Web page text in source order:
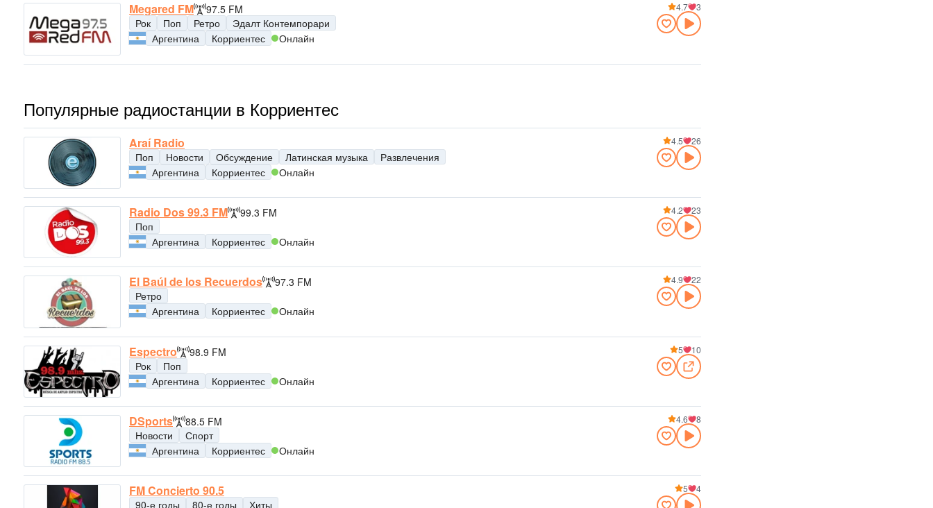
Megared FM
97.5 FM
Рок
Поп Ретро
Эдалт Контемпорари
Аргентина
Корриентес Онлайн
4.7 3
Популярные радиостанции в Корриентес
Araí Radio
Поп Новости Обсуждение Латинская музыка
Развлечения
Аргентина
Корриентес Онлайн
4.5 26
Radio Dos 99.3 FM
99.3 FM
Поп
Аргентина
Корриентес Онлайн
4.2 23
El Baúl de los Recuerdos
97.3 FM
Ретро
Аргентина
Корриентес Онлайн
4.9 22
Espectro
98.9 FM
Рок
Поп
Аргентина
Корриентес Онлайн
5 10
DSports
88.5 FM
Новости
Спорт
Аргентина
Корриентес Онлайн
4.6 8
FM Concierto 90.5
90-е годы 80-е годы
Хиты
5 4